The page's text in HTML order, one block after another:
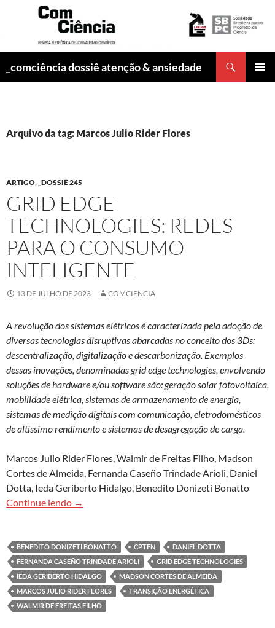
_comciência dossiê atenção & ansiedade
Arquivo da tag: Marcos Julio Rider Flores
ARTIGO, _DOSSIÊ 245
GRID EDGE
TECHNOLOGIES: REDES
PARA O CONSUMO
INTELIGENTE
13 DE JULHO DE 2023 COMCIENCIA
A revolução dos sistemas elétricos é caracterizada pela adoção de
diversas tecnologias disruptivas abarcadas no conceito dos 3Ds:
descentralização, digitalização e descarbonização. Exemplos
dessas inovações, denominadas grid edge technologies, envolvendo
soluções de hardware e/ou software são: geração solar fotovoltaica,
mobilidade elétrica, sistemas de armazenamento de energia,
sistemas de medição digitais com comunicação, eletrodomésticos
de altíssimo rendimento e sistemas de desagregação de carga.
Marcos Julio Rider Flores, Walmir de Freitas Filho, Madson
Cortes de Almeida, Fernanda Caseño Trindade Arioli, Daniel
Dotta, Ieda Geriberto Hidalgo, Benedito Donizeti Bonatto
Continue lendo Grid edge technologies: redes para o consumo
→
BENEDITO DONIZETI BONATTO CPTEN
DANIEL DOTTA
FERNANDA CASEÑO TRINDADE ARIOLI
GRID EDGE TECHNOLOGIES
IEDA GERIBERTO HIDALGO
MADSON CORTES DE ALMEIDA
MARCOS JULIO RIDER FLORES
TRANSIÇÃO ENERGÉTICA
WALMIR DE FREITAS FILHO